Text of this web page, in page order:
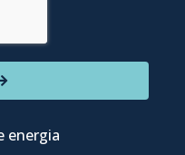
energia